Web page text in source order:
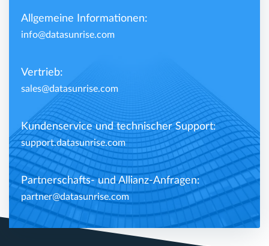
Allgemeine Informationen:
info@datasunrise.com
Vertrieb:
sales@datasunrise.com
Kundenservice und technischer Support:
support.datasunrise.com
Partnerschafts- und Allianz-Anfragen:
partner@datasunrise.com